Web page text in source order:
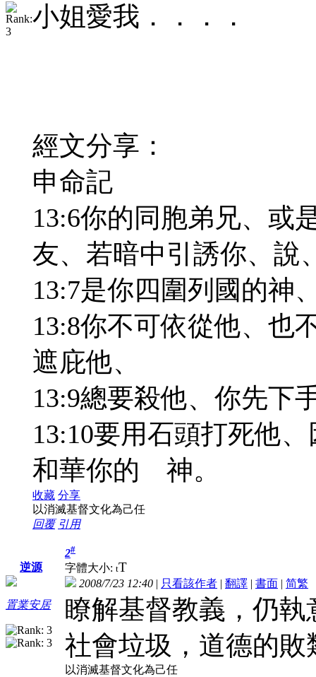
小姐愛我．．．．
經文分享：
申命記
13:6你的同胞弟兄、或
友、若暗中引誘你、說
13:7是你四圍列國的神
13:8你不可依從他、也
遮庇他、
13:9總要殺他、你先下
13:10要用石頭打死他
和華你的 神。
收藏 分享
以消滅基督文化為己任
回覆 引用
逆源
置業安居
2#
字體大小: tT
2008/7/23 12:40 | 只看該作者 | 翻譯 | 書面 | 简繁
瞭解基督教義，仍
社會垃圾，道德的敗
以消滅基督文化為己任